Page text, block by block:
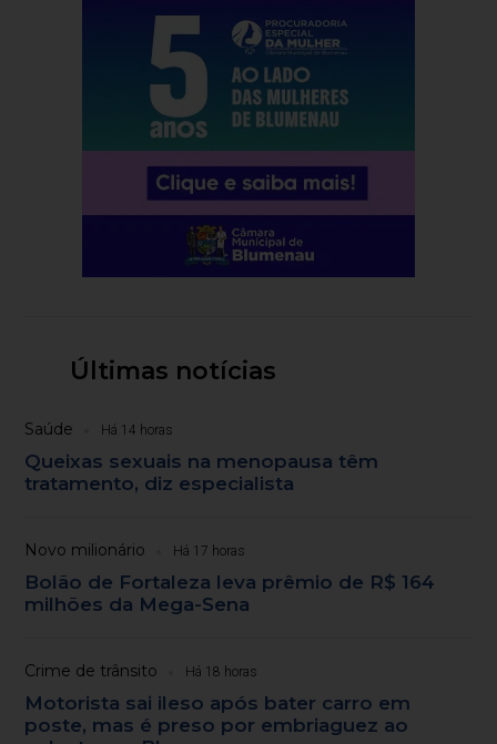
Últimas notícias
Saúde Há 14 horas
Queixas sexuais na menopausa têm
tratamento, diz especialista
Novo milionário Há 17 horas
Bolão de Fortaleza leva prêmio de R$ 164
milhões da Mega-Sena
Crime de trânsito Há 18 horas
Motorista sai ileso após bater carro em
poste, mas é preso por embriaguez ao